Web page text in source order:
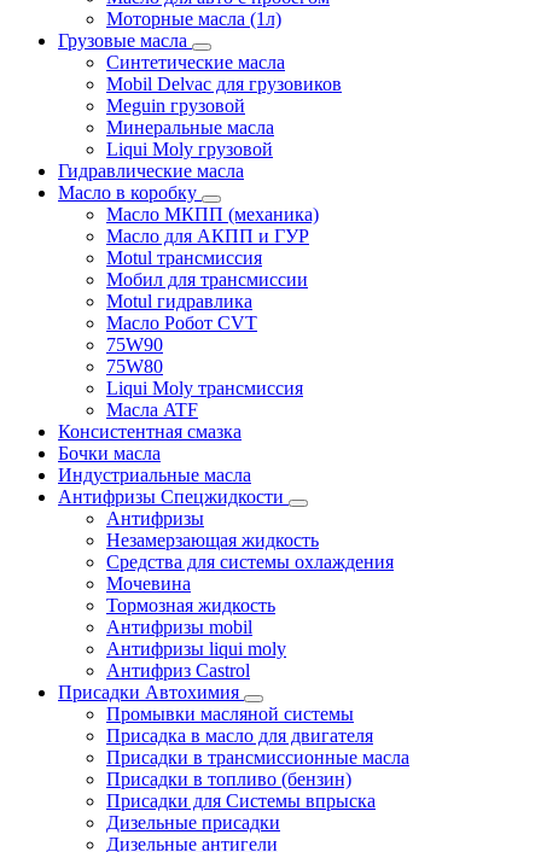
Моторные масла (1л)
Грузовые масла
Синтетические масла
Mobil Delvac для грузовиков
Meguin грузовой
Минеральные масла
Liqui Moly грузовой
Гидравлические масла
Масло в коробку
Масло МКПП (механика)
Масло для АКПП и ГУР
Motul трансмиссия
Мобил для трансмиссии
Motul гидравлика
Масло Робот CVT
75W90
75W80
Liqui Moly трансмиссия
Масла ATF
Консистентная смазка
Бочки масла
Индустриальные масла
Антифризы Спецжидкости
Антифризы
Незамерзающая жидкость
Средства для системы охлаждения
Мочевина
Тормозная жидкость
Антифризы mobil
Антифризы liqui moly
Антифриз Castrol
Присадки Автохимия
Промывки масляной системы
Присадка в масло для двигателя
Присадки в трансмиссионные масла
Присадки в топливо (бензин)
Присадки для Системы впрыска
Дизельные присадки
Дизельные антигели